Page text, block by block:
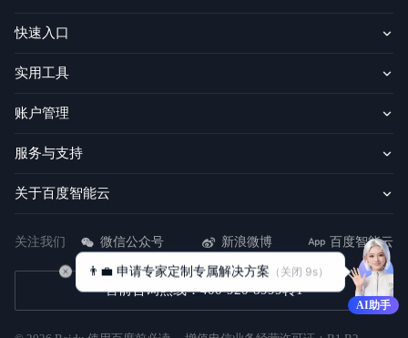
快速入口
实用工具
账户管理
服务与支持
关于百度智能云
关注我们 微信公众号 新浪微博 百度智能云
售前咨询热线：400-920-8999转1
AI助手
👨‍💼 申请专家定制专属解决方案 （关闭 8s）